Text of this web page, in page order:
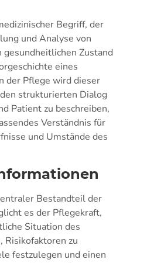
Begriff, der
und Analyse von
Zustand
eines
der Pflege wird dieser
strukturierten Dialog
Patient zu beschreiben,
Verständnis für
und Umstände des
Bestandteil der
es der Pflegekraft,
Situation des
Risikofaktoren zu
festzulegen und einen